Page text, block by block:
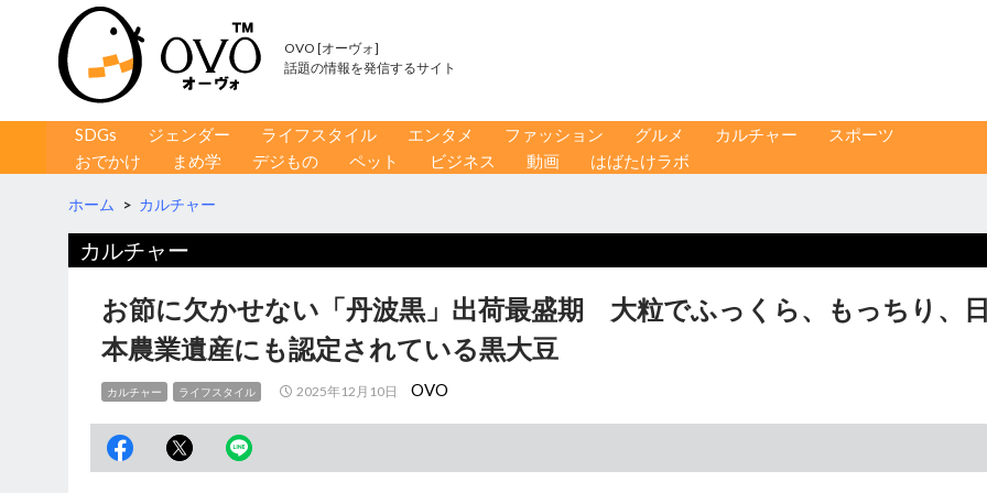
OVO [オーヴォ]
話題の情報を発信するサイト
コンテンツへ移動
SDGs ジェンダー ライフスタイル エンタメ ファッション グルメ カルチャー
スポーツ
おでかけ
まめ学 デジもの ペット ビジネス 動画 はばたけラボ
ホーム > カルチャー
カルチャー
お節に欠かせない「丹波黒」出荷最盛期 大粒でふっくら、もっちり、
本農業遺産にも認定されている黒大豆
カルチャー ライフスタイル 2025年12月10日 OVO